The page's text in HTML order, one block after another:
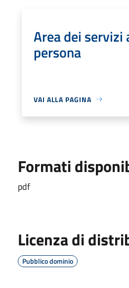
Area dei servizi
persona
VAI ALLA PAGINA
Formati
pdf
Licenza di
Pubblico dominio